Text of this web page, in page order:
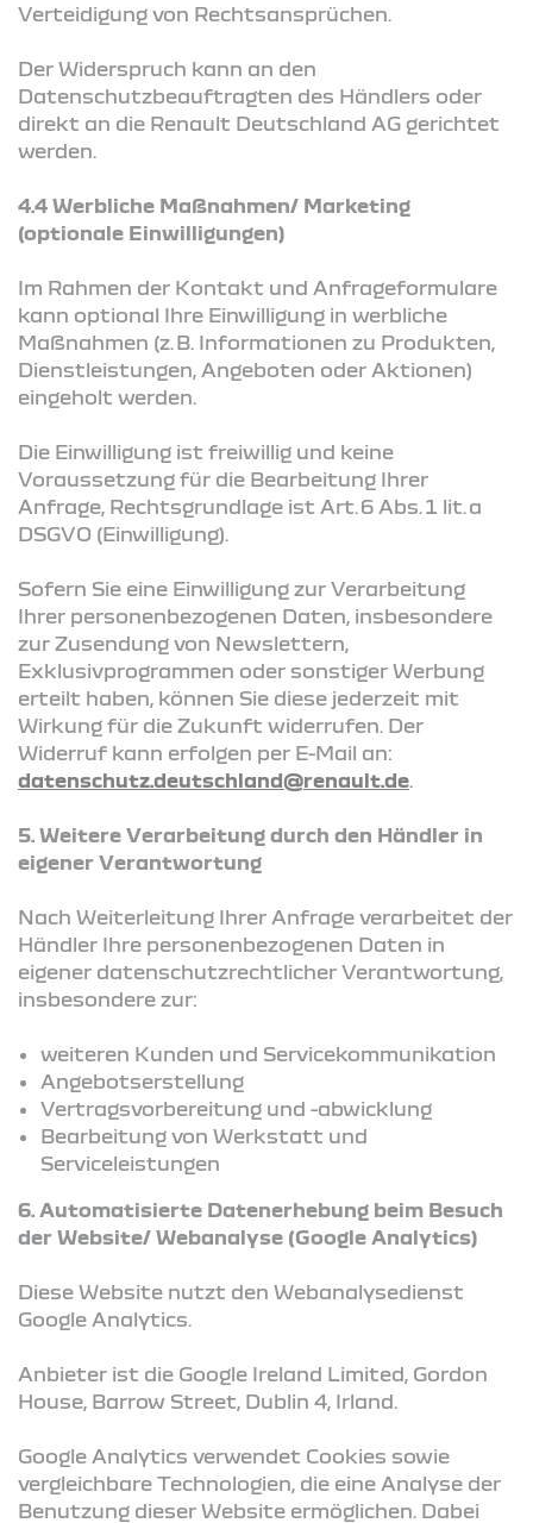
Verteidigung von Rechtsansprüchen.
Der Widerspruch kann an den
Datenschutzbeauftragten des Händlers oder
direkt an die Renault Deutschland AG gerichtet
werden.
4.4 Werbliche Maßnahmen/ Marketing
(optionale Einwilligungen)
Im Rahmen der Kontakt und Anfrageformulare
kann optional Ihre Einwilligung in werbliche
Maßnahmen (z. B. Informationen zu Produkten,
Dienstleistungen, Angeboten oder Aktionen)
eingeholt werden.
Die Einwilligung ist freiwillig und keine
Voraussetzung für die Bearbeitung Ihrer
Anfrage, Rechtsgrundlage ist Art. 6 Abs. 1 lit. a
DSGVO (Einwilligung).
Sofern Sie eine Einwilligung zur Verarbeitung
Ihrer personenbezogenen Daten, insbesondere
zur Zusendung von Newslettern,
Exklusivprogrammen oder sonstiger Werbung
erteilt haben, können Sie diese jederzeit mit
Wirkung für die Zukunft widerrufen. Der
Widerruf kann erfolgen per E-Mail an:
datenschutz.deutschland@renault.de
5. Weitere Verarbeitung durch den Händler in
eigener Verantwortung
Nach Weiterleitung Ihrer Anfrage verarbeitet der
Händler Ihre personenbezogenen Daten in
eigener datenschutzrechtlicher Verantwortung,
insbesondere zur:
weiteren Kunden und Servicekommunikation
Angebotserstellung
Vertragsvorbereitung und -abwicklung
Bearbeitung von Werkstatt und
Serviceleistungen
6. Automatisierte Datenerhebung beim Besuch
der Website/ Webanalyse (Google Analytics)
Diese Website nutzt den Webanalysedienst
Google Analytics.
Anbieter ist die Google Ireland Limited, Gordon
House, Barrow Street, Dublin 4, Irland.
Google Analytics verwendet Cookies sowie
vergleichbare Technologien, die eine Analyse der
Benutzung dieser Website ermöglichen. Dabei